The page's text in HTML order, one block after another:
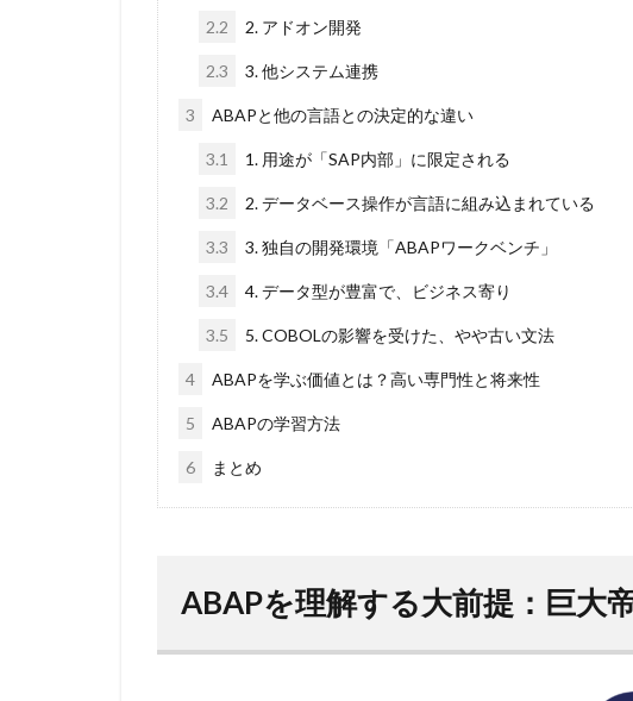
2.2 2. アドオン開発
2.3 3. 他システム連携
3 ABAPと他の言語との決定的な違い
3.1 1. 用途が「SAP内部」に限定される
3.2 2. データベース操作が言語に組み込まれている
3.3 3. 独自の開発環境「ABAPワークベンチ」
3.4 4. データ型が豊富で、ビジネス寄り
3.5 5. COBOLの影響を受けた、やや古い文法
4 ABAPを学ぶ価値とは？高い専門性と将来性
5 ABAPの学習方法
6 まとめ
ABAPを理解する大前提：巨大